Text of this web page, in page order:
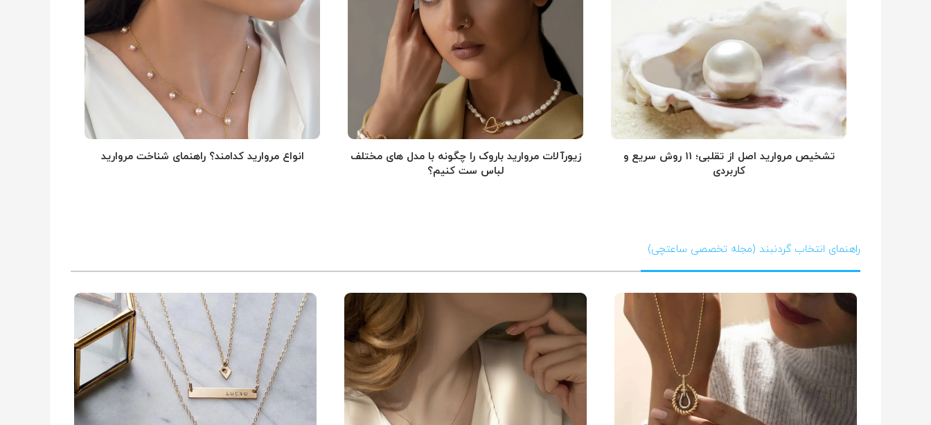
تشخیص مروارید اصل از تقلبی؛ ۱۱ روش سریع و
کاربردی
زیورآلات مروارید باروک را چگونه با مدل های مختلف
لباس ست کنیم؟
انواع مروارید کدامند؟ راهنمای شناخت مروارید
راهنمای انتخاب گردنبند (مجله تخصصی ساعتچی)